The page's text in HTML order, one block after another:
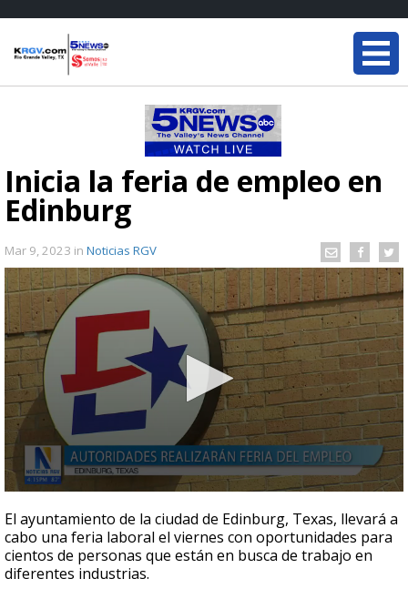
Inicia la feria de empleo en
Edinburg
Mar 9, 2023 in Noticias RGV
seconds
of
58
seconds
El ayuntamiento de la ciudad de Edinburg, Texas, llevará a
cabo una feria laboral el viernes con oportunidades para
cientos de personas que están en busca de trabajo en
diferentes industrias.